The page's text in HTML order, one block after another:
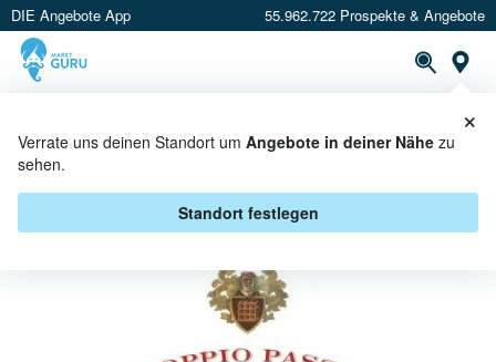
DIE Angebote App 55.962.722 Prospekte & Angebote
Verrate uns deinen Standort um Angebote in deiner Nähe zu
sehen.
Standort festlegen
×
DOPPIO PASSO BEI GLOBUS -
ANGEBOTE & AKTIONEN